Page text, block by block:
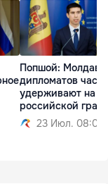
Попшой:
дипломатов
удерживают на
российской
23 Июл. 08:02